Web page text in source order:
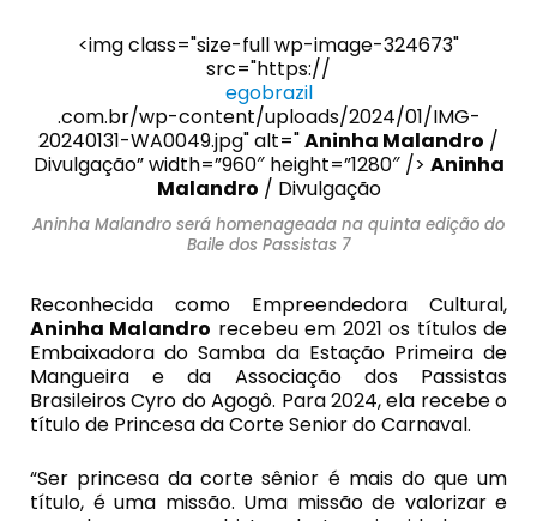
<img class="size-full wp-image-324673"
src="https://
egobrazil
.com.br/wp-content/uploads/2024/01/IMG-
20240131-WA0049.jpg" alt="Aninha Malandro /
Divulgação” width=”960″ height=”1280″ /> Aninha
Malandro / Divulgação
Aninha Malandro será homenageada na quinta edição do
Baile dos Passistas 7
Reconhecida como Empreendedora Cultural,
Aninha Malandro recebeu em 2021 os títulos de
Embaixadora do Samba da Estação Primeira de
Mangueira e da Associação dos Passistas
Brasileiros Cyro do Agogô. Para 2024, ela recebe o
título de Princesa da Corte Senior do Carnaval.
“Ser princesa da corte sênior é mais do que um
título, é uma missão. Uma missão de valorizar e